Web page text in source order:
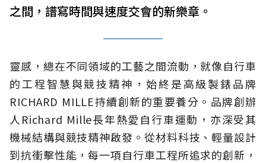
之間，譜寫時間與速度交會的新樂章。
靈感，總在不同領域的工藝之間流動，就像自行車
的工程智慧與競技精神，始終是高級製錶品牌
RICHARD MILLE持續創新的重要養分。品牌創辦
人Richard Mille長年熱愛自行車運動，亦深受其
機械結構與競技精神啟發。從材料科技、輕量設計
到抗衝擊性能，每一項自行車工程所追求的創新，